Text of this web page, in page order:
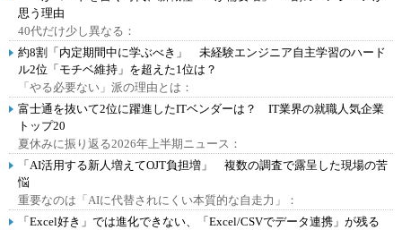
思う理由
40代だけ少し異なる：
約8割「内定期間中に学ぶべき」 未経験エンジニア自主学習のハード
ル2位「モチベ維持」を超えた1位は？
「やる必要ない」派の理由とは：
富士通を抜いて2位に躍進したITベンダーは？ IT業界の就職人気企業
トップ20
夏休みに振り返る2026年上半期ニュース：
「AI活用する新人増えてOJT負担増」 複数の調査で露呈した現場の苦
悩
重要なのは「AIに代替されにくい本質的な自走力」：
「Excel好き」では進化できない、「Excel/CSVでデータ連携」が残る